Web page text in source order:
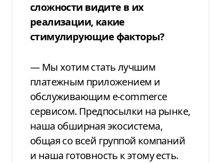
сложности видите в их
реализации, какие
стимулирующие факторы?
— Мы хотим стать лучшим
платежным приложением и
обслуживающим e-commerce
сервисом. Предпосылки на рынке,
наша обширная экосистема,
общая со всей группой компаний
и наша готовность к этому есть.